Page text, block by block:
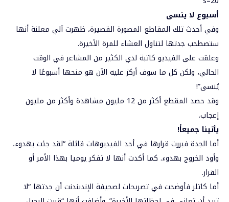
أسبوع لا ينسى
وفي أحدث تلك المقاطع المصورة القصيرة، ظهرت آلي معلنة أنها
ستصطحب جدتها لتناول العشاء للمرة الأخيرة.
وعلقت على الفيديو كاتبة لدي الكثير من المشاعر في الوقت
الحالي، ولكن كل ما سوف أركز عليه الآن هو منحها أسبوعًا لا
يُنسى”!
وقد حصد المقطع أكثر من 12 مليون مشاهدة وأكثر من مليون
إعجاب.
يأتينا جميعاً!
أما الجدة فبررت قرارها في أحد الفيديوهات قائلة “لقد جئت بهدوء،
وأود الخروج بهدوء. كما أكدت أنها لا تفكر يوميا بهذا الأمر أو
القرار.
أما كاتلر فأوضحت في تصريحات لصحيفة الإندبندنت أن جدتها “لا